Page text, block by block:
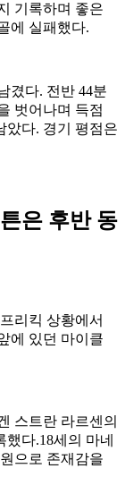
기록하며 좋은
에 실패했다.
겼다. 전반 44분
벗어나며 득점
았다. 경기 평점은
은 후반 동
리킥 상황에서
에 있던 마이클
스트란 라르센의
다.18세의 마네
으로 존재감을